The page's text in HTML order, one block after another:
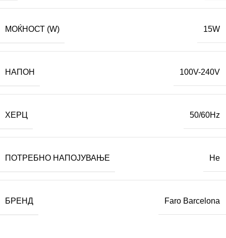
МОЌНОСТ (W) 15W
НАПОН 100V-240V
ХЕРЦ 50/60Hz
ПОТРЕБНО НАПОЈУВАЊЕ Не
БРЕНД Faro Barcelona